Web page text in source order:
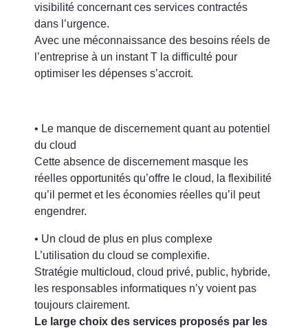
visibilité concernant ces services contractés
dans l’urgence.
Avec une méconnaissance des besoins réels de
l’entreprise à un instant T la difficulté pour
optimiser les dépenses s’accroit.
• Le manque de discernement quant au potentiel
du cloud
Cette absence de discernement masque les
réelles opportunités qu’offre le cloud, la flexibilité
qu’il permet et les économies réelles qu’il peut
engendrer.
• Un cloud de plus en plus complexe
L’utilisation du cloud se complexifie.
Stratégie multicloud, cloud privé, public, hybride,
les responsables informatiques n’y voient pas
toujours clairement.
Le large choix des services proposés par les